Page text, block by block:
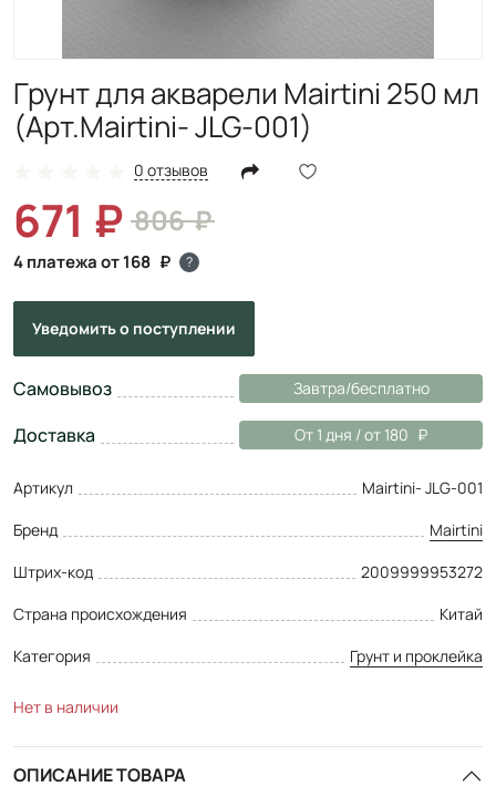
Грунт для акварели Mairtini 250 мл
(Арт.Mairtini- JLG-001)
0 отзывов
806
671
4 платежа от 168 ?
Уведомитьо поступлении
Самовывоз Завтра/бесплатно
Доставка От 1 дня / от 180
Артикул
Mairtini- JLG-001
Бренд
Mairtini
Штрих-код
2009999953272
Страна происхождения
Китай
Категория
Грунт и проклейка
Нет в наличии
ОПИСАНИЕ ТОВАРА